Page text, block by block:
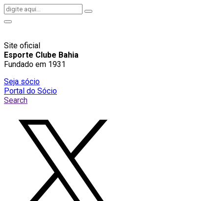
Site oficial
Esporte Clube Bahia
Fundado em 1931
Seja sócio
Portal do Sócio
Search